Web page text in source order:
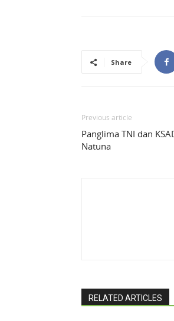
Share
Previous article
Panglima TNI dan
Natuna
RELATED ARTICLES